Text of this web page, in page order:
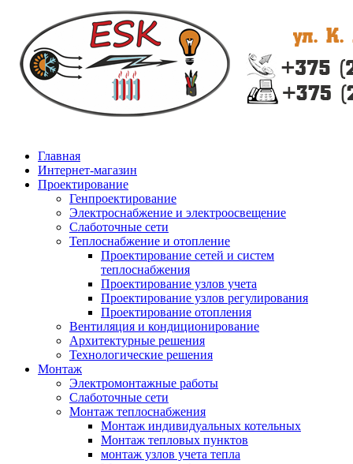
Главная
Интернет-магазин
Проектирование
Генпроектирование
Электроснабжение и электроосвещение
Слаботочные сети
Теплоснабжение и отопление
Проектирование сетей и систем
теплоснабжения
Проектирование узлов учета
Проектирование узлов регулирования
Проектирование отопления
Вентиляция и кондиционирование
Архитектурные решения
Технологические решения
Монтаж
Электромонтажные работы
Слаботочные сети
Монтаж теплоснабжения
Монтаж индивидуальных котельных
Монтаж тепловых пунктов
монтаж узлов учета тепла